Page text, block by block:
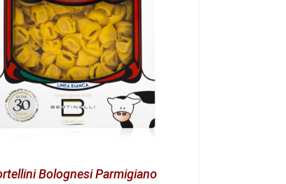
Bolognesi Parmigiano